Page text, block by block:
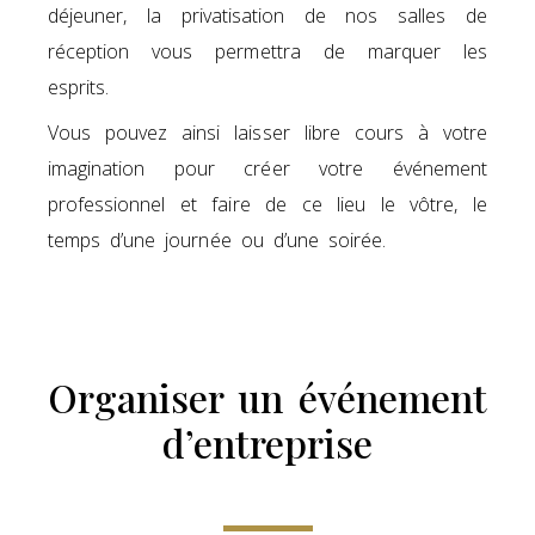
déjeuner, la privatisation de nos salles de
réception vous permettra de marquer les
esprits.
Vous pouvez ainsi laisser libre cours à votre
imagination pour créer votre événement
professionnel et faire de ce lieu le vôtre, le
temps d’une journée ou d’une soirée.
Organiser un événement
d’entreprise